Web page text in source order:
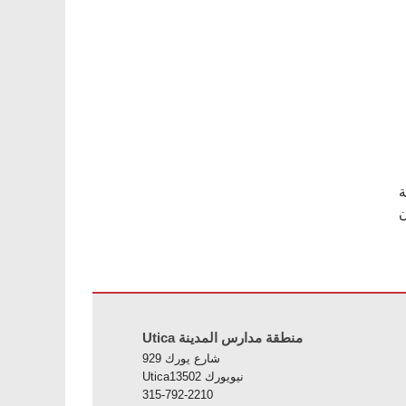
Utica منطقة مدارس المدينة
929 شارع يورك
Uticaنيويورك 13502
315-792-2210